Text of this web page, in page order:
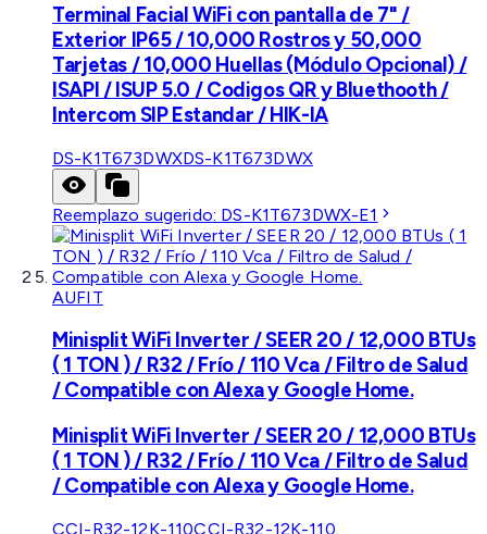
Terminal Facial WiFi con pantalla de 7" /
Exterior IP65 / 10,000 Rostros y 50,000
Tarjetas / 10,000 Huellas (Módulo Opcional) /
ISAPI / ISUP 5.0 / Codigos QR y Bluethooth /
Intercom SIP Estandar / HIK-IA
DS-K1T673DWXDS-K1T673DWX
Reemplazo sugerido: DS-K1T673DWX-E1
AUFIT
Minisplit WiFi Inverter / SEER 20 / 12,000 BTUs
( 1 TON ) / R32 / Frío / 110 Vca / Filtro de Salud
/ Compatible con Alexa y Google Home.
Minisplit WiFi Inverter / SEER 20 / 12,000 BTUs
( 1 TON ) / R32 / Frío / 110 Vca / Filtro de Salud
/ Compatible con Alexa y Google Home.
CCI-R32-12K-110CCI-R32-12K-110